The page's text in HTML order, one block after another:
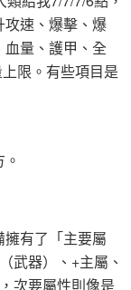
速、爆擊、爆
量、護甲、全
限。有些項目是
有了「主要屬
武器）、+主屬、
次要屬性則像是